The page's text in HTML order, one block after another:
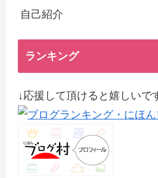
自己紹介
ランキング
↓応援して頂けると嬉しいで